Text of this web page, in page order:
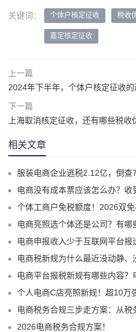
关键词： 个体户核定征收 税收
嘉定核定征收
上一篇
2024年下半年，个体户核定征收的
下一篇
上海取消核定征收，还有哪些税收
相关文章
服装电商企业逃税2.12亿，倒查
电商没有成本票应该怎么办？收
个体工商户免税额度！2026双免
电商亮照选个体还是公司？有哪
电商申报收入少于互联网平台报送收入怎么调
电商税新规为什么最近没动静、
电商平台报税新规有哪些内容？电商企
个人电商C店亮照新规！超10万
电商税务合规三步走方案：从税
2026电商税务合规方案！